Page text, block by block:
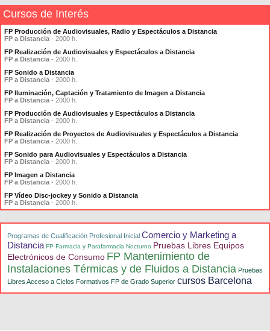
Cursos de Interés
FP Producción de Audiovisuales, Radio y Espectáculos a Distancia
FP a Distancia - 2000 h.
FP Realización de Audiovisuales y Espectáculos a Distancia
FP a Distancia - 2000 h.
FP Sonido a Distancia
FP a Distancia - 2000 h.
FP Iluminación, Captación y Tratamiento de Imagen a Distancia
FP a Distancia - 2000 h.
FP Producción de Audiovisuales y Espectáculos a Distancia
FP a Distancia - 2000 h.
FP Realización de Proyectos de Audiovisuales y Espectáculos a Distancia
FP a Distancia - 2000 h.
FP Sonido para Audiovisuales y Espectáculos a Distancia
FP a Distancia - 2000 h.
FP Imagen a Distancia
FP a Distancia - 2000 h.
FP Vídeo Disc-jockey y Sonido a Distancia
FP a Distancia - 2000 h.
Programas de Cualificación Profesional Inicial Comercio y Marketing a
Distancia FP Farmacia y Parafarmacia Nocturno Pruebas Libres Equipos
Electrónicos de Consumo FP Mantenimiento de
Instalaciones Térmicas y de Fluidos a Distancia Pruebas
Libres Acceso a Ciclos Formativos FP de Grado Superior cursos Barcelona